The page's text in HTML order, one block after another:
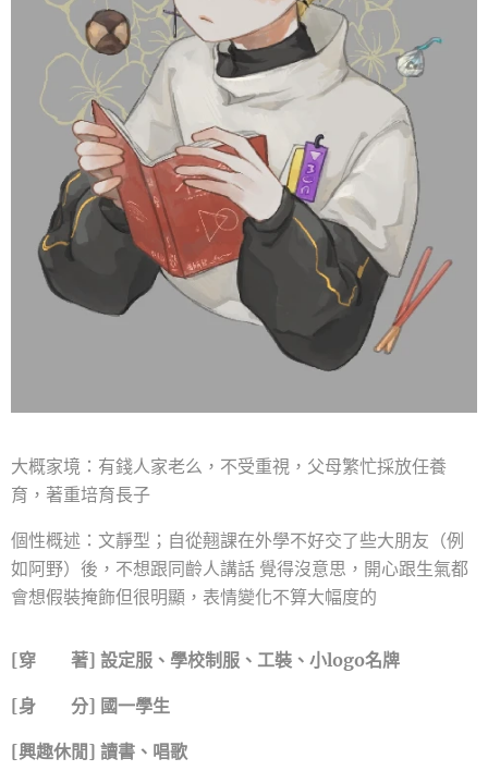
大概家境：有錢人家老么，不受重視，父母繁忙採放任養
育，著重培育長子
個性概述：文靜型；自從翹課在外學不好交了些大朋友（例
如阿野）後，不想跟同齡人講話 覺得沒意思，開心跟生氣都
會想假裝掩飾但很明顯，表情變化不算大幅度的
[穿 著] 設定服、學校制服、工裝、小logo名牌
[身 分] 國一學生
[興趣休閒] 讀書、唱歌